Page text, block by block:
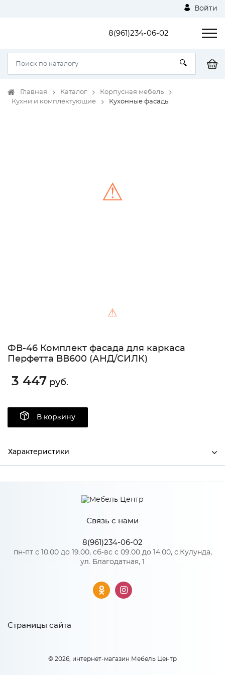
Войти
8(961)234-06-02
Главная Каталог
Корпусная мебель
Кухни и комплектующие
Кухонные фасады
⚠
⚠
ФВ-46 Комплект фасада для каркаса
Перфетта ВВ600 (АНД/СИЛК)
3 447 руб.
В корзину
Характеристики
Производитель Сурская мебель
АНД/СИЛК
Количество упаковок: 1
Связь с нами
8(961)234-06-02
пн-пт с 10.00 до 19.00, сб-вс с 09.00 до 14.00, с.Кулунда,
ул. Благодатная, 1
Страницы сайта
© 2026, интернет-магазин Мебель Центр